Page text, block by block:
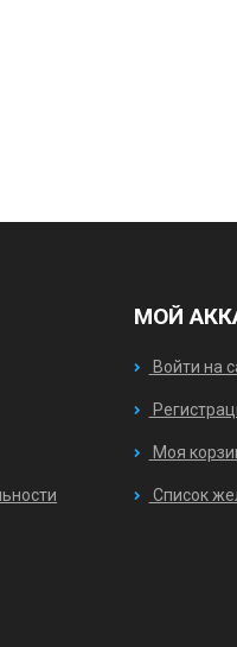
МОЙ
Войти на
Моя
Список